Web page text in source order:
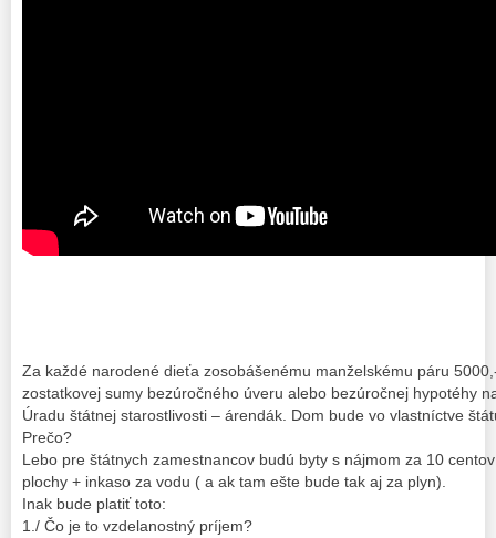
Za každé narodené dieťa zosobášenému manželskému páru
zostatkovej sumy bezúročného úveru alebo bezúročnej hypotéhy
Úradu štátnej starostlivosti – árendák. Dom bude vo vlastníctve
Prečo?
Lebo pre štátnych zamestnancov budú byty s nájmom za 10
plochy + inkaso za vodu ( a ak tam ešte bude tak aj za plyn).
Inak bude platiť toto:
1./ Čo je to vzdelanostný príjem?